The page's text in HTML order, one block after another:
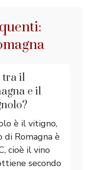
tra il
e il
è il vitigno,
di Romagna è
cioè il vino
secondo